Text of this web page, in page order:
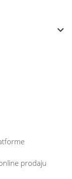
prodaju